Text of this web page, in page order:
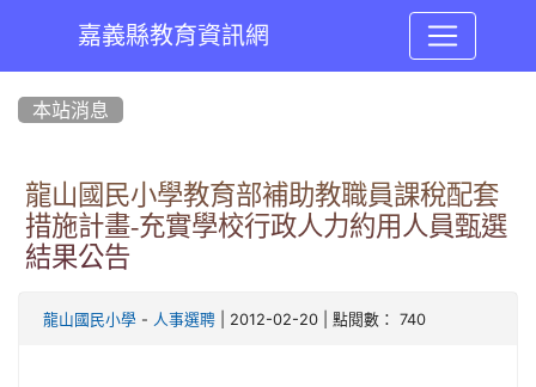
嘉義縣教育資訊網
本站消息
龍山國民小學教育部補助教職員課稅配套
措施計畫-充實學校行政人力約用人員甄選
結果公告
龍山國民小學 - 人事選聘 | 2012-02-20 | 點閱數： 740